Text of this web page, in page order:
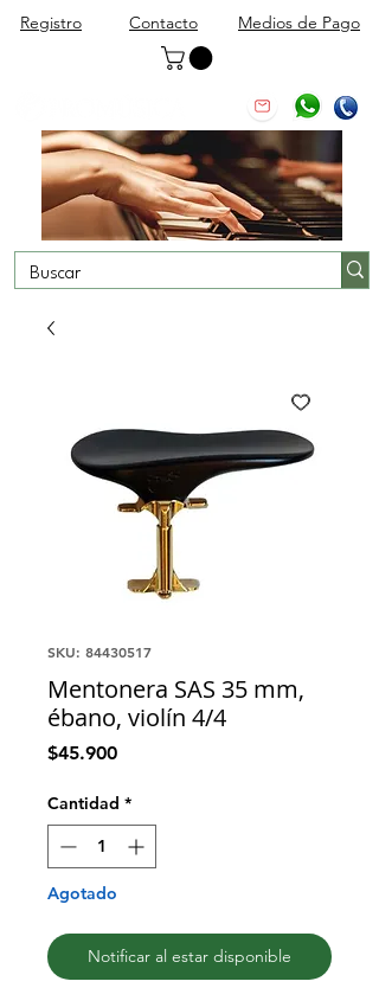
Registro Contacto Medios de Pago
SKU: 84430517
Mentonera SAS 35 mm,
ébano, violín 4/4
$45.900Precio
Cantidad *
Agotado
Notificar al estar disponible